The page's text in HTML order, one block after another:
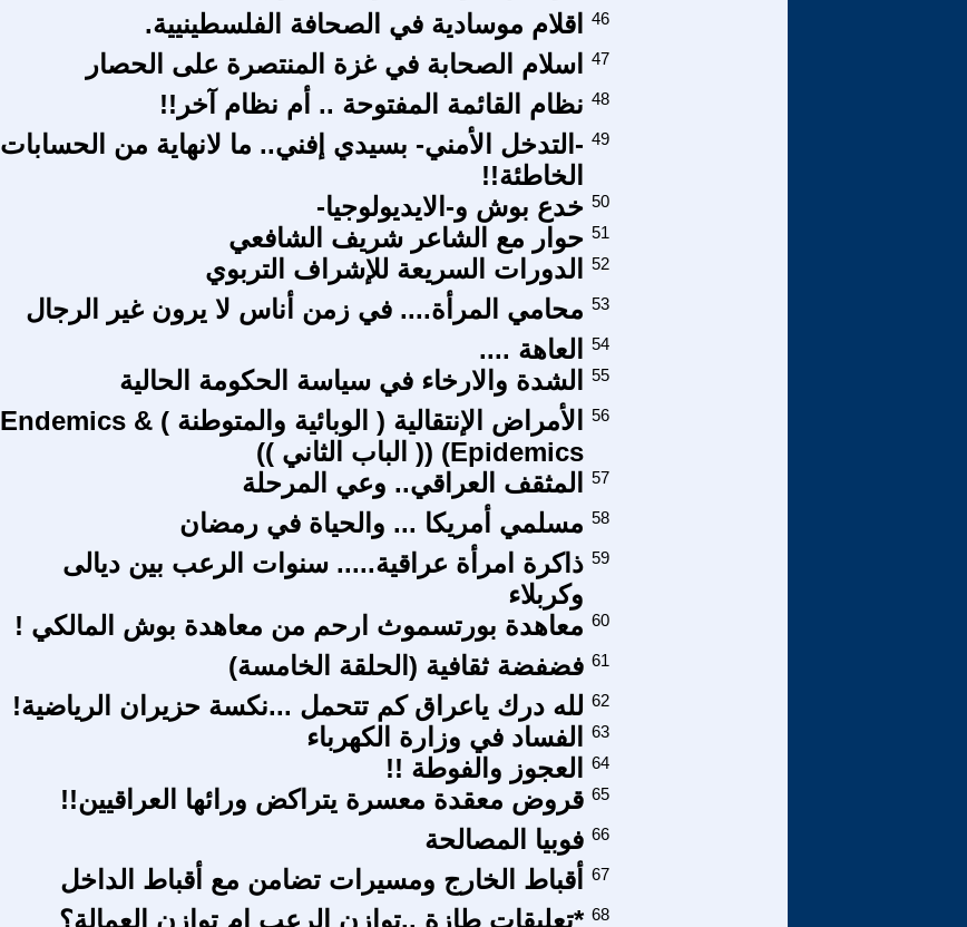
اقلام موسادية في الصحافة الفلسطينيية. 46
اسلام الصحابة في غزة المنتصرة على الحصار 47
نظام القائمة المفتوحة .. أم نظام آخر!! 48
-التدخل الأمني- بسيدي إفني.. ما لانهاية من الحسابات
الخاطئة!!
49
خدع بوش و-الايديولوجيا- 50
حوار مع الشاعر شريف الشافعي 51
الدورات السريعة للإشراف التربوي 52
محامي المرأة.... في زمن أناس لا يرون غير الرجال 53
العاهة ....
54
الشدة والارخاء في سياسة الحكومة الحالية 55
الأمراض الإنتقالية ( الوبائية والمتوطنة ) Endemics &
Epidemics) (( الباب الثاني ))
56
المثقف العراقي.. وعي المرحلة 57
مسلمي أمريكا ... والحياة في رمضان 58
ذاكرة امرأة عراقية..... سنوات الرعب بين ديالى
وكربلاء
59
معاهدة بورتسموث ارحم من معاهدة بوش المالكي ! 60
فضفضة ثقافية (الحلقة الخامسة) 61
لله درك ياعراق كم تتحمل ...نكسة حزيران الرياضية! 62
الفساد في وزارة الكهرباء
63
العجوز والفوطة !!
64
قروض معقدة معسرة يتراكض ورائها العراقيين!! 65
فوبيا المصالحة 66
أقباط الخارج ومسيرات تضامن مع أقباط الداخل 67
*تعليقات طازة ..توازن الرعب ام توازن العمالة؟ 68